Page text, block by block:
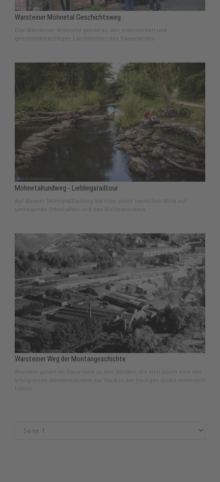
Warsteiner Möhnetal Geschichtsweg
Das Warsteiner Möhnetal gehört zu den malerischen und
geschichtsträchtigen Landstrichen des Sauerlandes.
Möhnetalrundweg - Lieblingsradtour
Auf diesem MöhnetalRadweg hat man einen herrlichen Blick auf
umliegende Ortschaften und das Waldpanorama.
Warsteiner Weg der Montangeschichte
Warstein gehört im Sauerland zu den Städten, die sich durch eine alte
erfolgreiche Montanindustrie zur Stadt in der heutigen Größe entwickelt
haben.